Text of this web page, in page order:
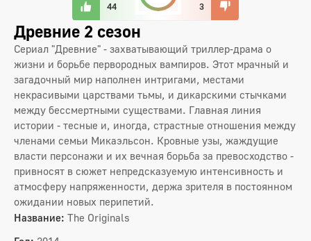
44 3
Древние 2 сезон
Сериал "Древние" - захватывающий триллер-драма о
жизни и борьбе первородных вампиров. Этот мрачный и
загадочный мир наполнен интригами, местами
некрасивыми царствами тьмы, и дикарскими стычками
между бессмертными существами. Главная линия
истории - тесные и, иногда, страстные отношения между
членами семьи Микаэльсон. Кровные узы, жаждущие
власти персонажи и их вечная борьба за превосходство -
привносят в сюжет непредсказуемую интенсивность и
атмосферу напряженности, держа зрителя в постоянном
ожидании новых перипетий.
Название: The Originals